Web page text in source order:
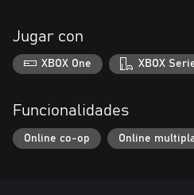
Jugar con
XBOX One XBOX
Funcionalidades
Online co-op Online